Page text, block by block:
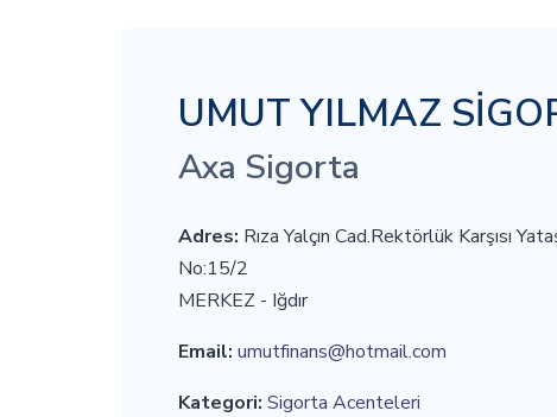
UMUT YILMAZ
Axa Sigorta
Adres: Rıza Yalçın Cad.Rektörlük Karşısı
No:15/2
MERKEZ - Iğdır
Email: umutfinans@hotmail.com
Kategori: Sigorta Acenteleri